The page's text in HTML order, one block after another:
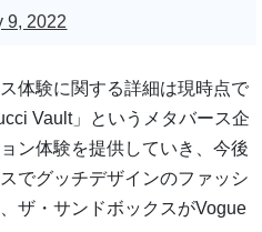
9, 2022
体験に関する詳細は現時点で
Vault」というメタバース企
ン体験を提供していき、今後
でグッチデザインのファッシ
ザ・サンドボックスがVogue